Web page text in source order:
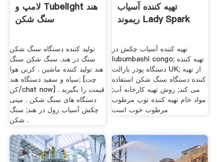
لامپ و Tubelight هند
سنگ شکن
تولید کننده دستگاه سنگ شکن
سنگ در هند. سنگ شکن سنگ
هند تولید کننده ماشین . کربن هوا
سیاه و سفید دستگاه هند; [چت
کن/chat now] قیمت را بگیرید .
دستگاه های سنگ شکن . مینی
چکش آسیاب رول در هند; سنگ
شکن .
تهیه کننده آسیاب
ریموند Lady Spark
تهیه کننده آسیاب چکش در
lubumbashi congo; تهیه کننده
دستگاه پودر بازالت UK; از تهیه
کننده دستگاه سنگ شکن استفاده
می کند; روش تهیه کارخانه آب;
مواد خام تهیه کننده توپ مرطوب
مرطوب خوب است